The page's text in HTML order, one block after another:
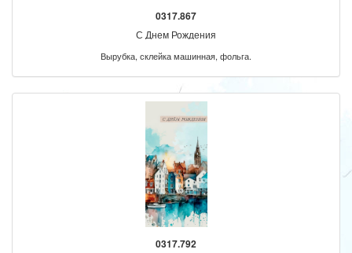
0317.867
С Днем Рождения
Вырубка, склейка машинная, фольга.
0317.792